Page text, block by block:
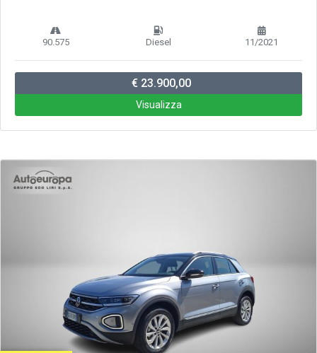
90.575 Diesel 11/2021
€ 23.900,00
Visualizza